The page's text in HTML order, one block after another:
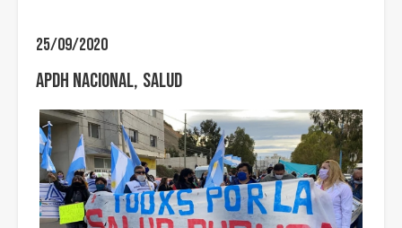
25/09/2020
APDH Nacional Salud